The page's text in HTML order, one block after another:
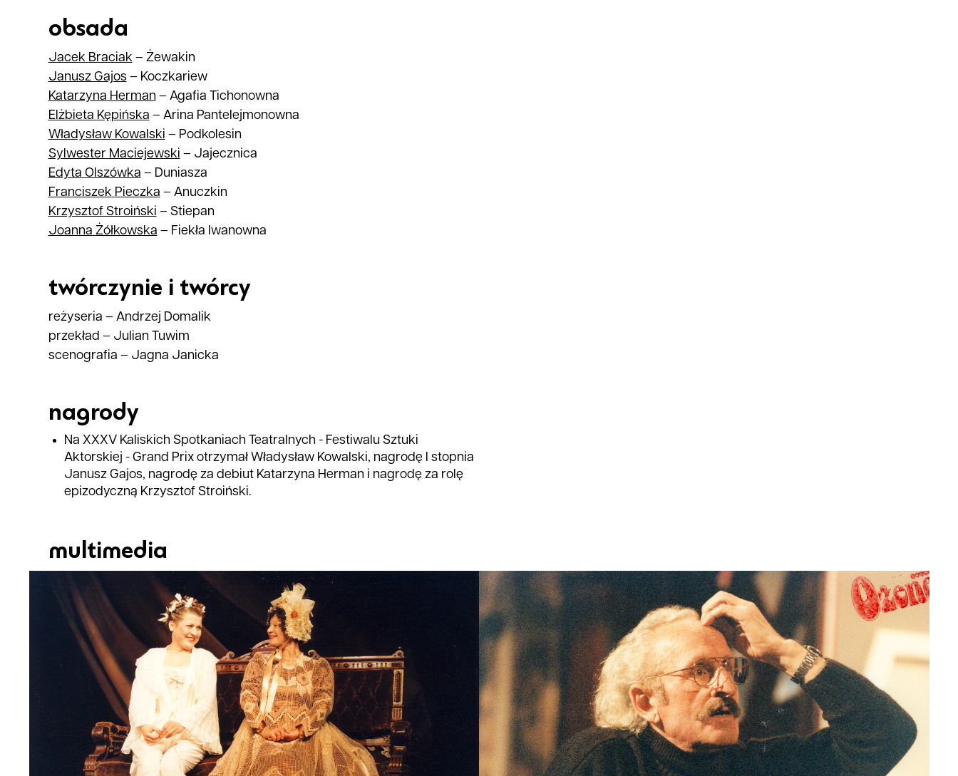
obsada
Jacek Braciak– Żewakin
Janusz Gajos – Koczkariew
Katarzyna Herman – Agafia Tichonowna
Elżbieta Kępińska – Arina Pantelejmonowna
Władysław Kowalski – Podkolesin
Sylwester Maciejewski – Jajecznica
Edyta Olszówka – Duniasza
Franciszek Pieczka – Anuczkin
Krzysztof Stroiński – Stiepan
Joanna Żółkowska – Fiekła Iwanowna
twórczynie i twórcy
reżyseria – Andrzej Domalik
przekład – Julian Tuwim
scenografia – Jagna Janicka
nagrody
Na XXXV Kaliskich Spotkaniach Teatralnych - Festiwalu Sztuki
Aktorskiej - Grand Prix otrzymał Władysław Kowalski, nagrodę I stopnia
Janusz Gajos, nagrodę za debiut Katarzyna Herman i nagrodę za rolę
epizodyczną Krzysztof Stroiński.
multimedia